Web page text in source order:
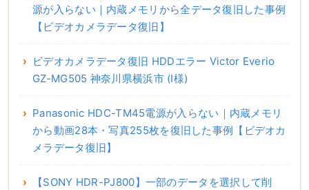
源が入らない｜内蔵メモリから全データ復旧した事例
【ビデオカメラデータ復旧】
ビデオカメラデータ復旧 HDDエラー Victor Everio
GZ-MG505 神奈川県横浜市 (I様)
Panasonic HDC-TM45電源が入らない｜内蔵メモリ
から動画28本・写真255枚を復旧した事例【ビデオカ
メラデータ復旧】
【SONY HDR-PJ800】一部のデータを選択して削